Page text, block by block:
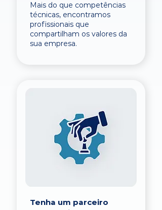
Mais do que competências
técnicas, encontramos
profissionais que
compartilham os valores da
sua empresa.
Tenha um parceiro